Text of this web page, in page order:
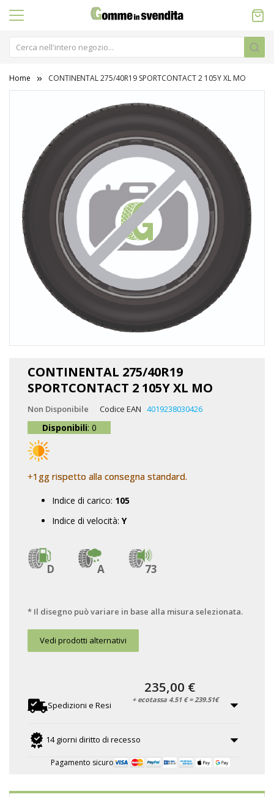
Home CONTINENTAL 275/40R19 SPORTCONTACT 2 105Y XL MO
CONTINENTAL 275/40R19
SPORTCONTACT 2 105Y XL MO
Non Disponibile Codice EAN 4019238030426
Disponibili: 0
+1gg rispetto alla consegna standard.
Indice di carico: 105
Indice di velocità: Y
D A 73
* Il disegno può variare in base alla misura selezionata.
Vedi prodotti alternativi
Spedizioni e Resi
14 giorni diritto di recesso
Pagamento sicuro
235,00 €
+ ecotassa 4.51 € = 239.51€
immagini
galleria
immagini